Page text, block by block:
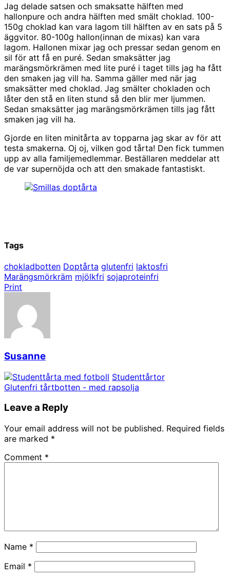
Jag delade satsen och smaksatte hälften med
hallonpure och andra hälften med smält choklad. 100-
150g choklad kan vara lagom till hälften av en sats på 5
äggvitor. 80-100g hallon(innan de mixas) kan vara
lagom. Hallonen mixar jag och pressar sedan genom en
sil för att få en puré. Sedan smaksätter jag
marängsmörkrämen med lite puré i taget tills jag ha fått
den smaken jag vill ha. Samma gäller med när jag
smaksätter med choklad. Jag smälter chokladen och
låter den stå en liten stund så den blir mer ljummen.
Sedan smaksätter jag marängsmörkrämen tills jag fått
smaken jag vill ha.
Gjorde en liten minitårta av topparna jag skar av för att
testa smakerna. Oj oj, vilken god tårta! Den fick tummen
upp av alla familjemedlemmar. Beställaren meddelar att
de var supernöjda och att den smakade fantastiskt.
Tags
chokladbotten Doptårta glutenfri laktosfri
Marängsmörkräm mjölkfri sojaproteinfri
Print
Susanne
Studenttårtor
Glutenfri tårtbotten - med rapsolja
Leave a Reply
Your email address will not be published. Required fields
are marked *
Comment *
Name *
Email *